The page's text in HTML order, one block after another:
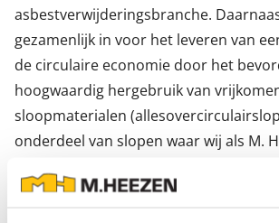
asbestverwijderingsbranche.
gezamenlijk in voor het leveren van
de circulaire economie door het
hoogwaardig hergebruik van
sloopmaterialen
onderdeel van slopen waar wij als M.